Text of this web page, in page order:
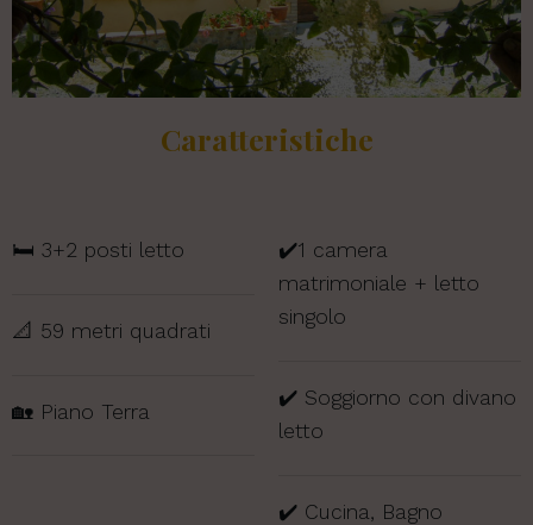
Caratteristiche
🛏️ 3+2 posti letto
📐 59 metri quadrati
🏡 Piano Terra
✔️1 camera
matrimoniale + letto
singolo
✔️ Soggiorno con divano
letto
✔️ Cucina, Bagno